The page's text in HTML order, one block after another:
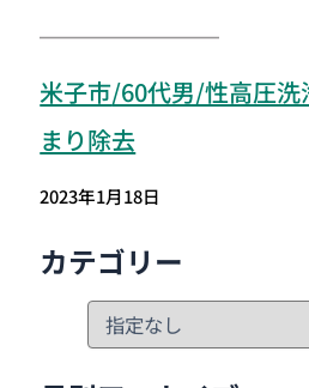
米子市/60代男/性高圧洗
まり除去
2023年1月18日
カテゴリー